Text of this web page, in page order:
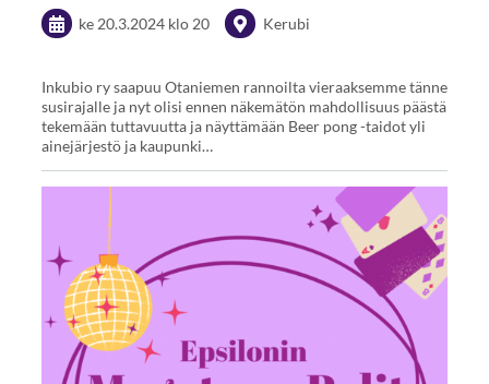
ke 20.3.2024 klo 20 Kerubi
Inkubio ry saapuu Otaniemen rannoilta vieraaksemme tänne
susirajalle ja nyt olisi ennen näkemätön mahdollisuus päästä
tekemään tuttavuutta ja näyttämään Beer pong -taidot yli
ainejärjestö ja kaupunki…